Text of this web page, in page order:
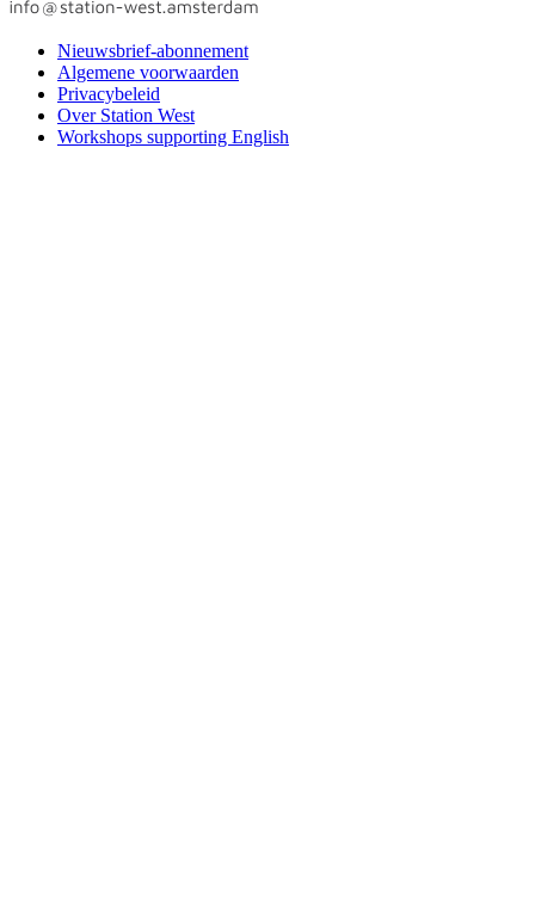
Nieuwsbrief-abonnement
Algemene voorwaarden
Privacybeleid
Over Station West
Workshops supporting English